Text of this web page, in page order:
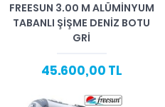
FREESUN 3.00 M ALÜMINYUM
TABANLI ŞIŞME DENIZ BOTU
GRI
45.600,00 TL